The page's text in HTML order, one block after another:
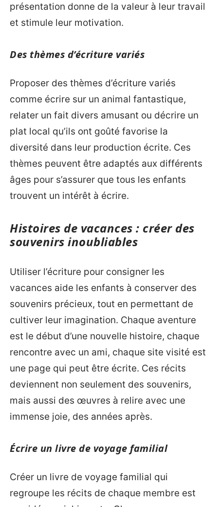
présentation donne de la valeur à leur travail
et stimule leur motivation.
Des thèmes d’écriture variés
Proposer des thèmes d’écriture variés
comme écrire sur un animal fantastique,
relater un fait divers amusant ou décrire un
plat local qu’ils ont goûté favorise la
diversité dans leur production écrite. Ces
thèmes peuvent être adaptés aux différents
âges pour s’assurer que tous les enfants
trouvent un intérêt à écrire.
Histoires de vacances : créer des
souvenirs inoubliables
Utiliser l’écriture pour consigner les
vacances aide les enfants à conserver des
souvenirs précieux, tout en permettant de
cultiver leur imagination. Chaque aventure
est le début d’une nouvelle histoire, chaque
rencontre avec un ami, chaque site visité est
une page qui peut être écrite. Ces récits
deviennent non seulement des souvenirs,
mais aussi des œuvres à relire avec une
immense joie, des années après.
Écrire un livre de voyage familial
Créer un livre de voyage familial qui
regroupe les récits de chaque membre est